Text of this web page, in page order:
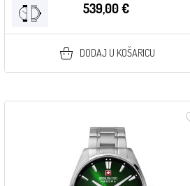
539,00 €
DODAJ U KOŠARICU